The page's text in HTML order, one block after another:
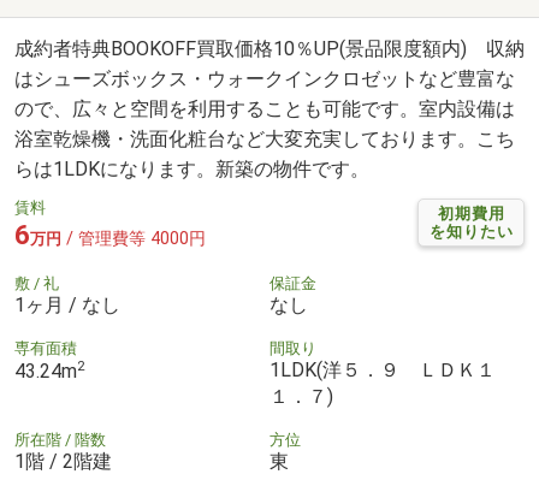
成約者特典BOOKOFF買取価格10％UP(景品限度額内) 収納
はシューズボックス・ウォークインクロゼットなど豊富な
ので、広々と空間を利用することも可能です。室内設備は
浴室乾燥機・洗面化粧台など大変充実しております。こち
らは1LDKになります。新築の物件です。
初期費用
を知りたい
賃料
6万円 / 管理費等 4000円
敷 / 礼
1ヶ月 / なし
保証金
なし
専有面積
43.24m2
間取り
1LDK(洋５．９ ＬＤＫ１
１．７)
所在階 / 階数
1階 / 2階建
方位
東